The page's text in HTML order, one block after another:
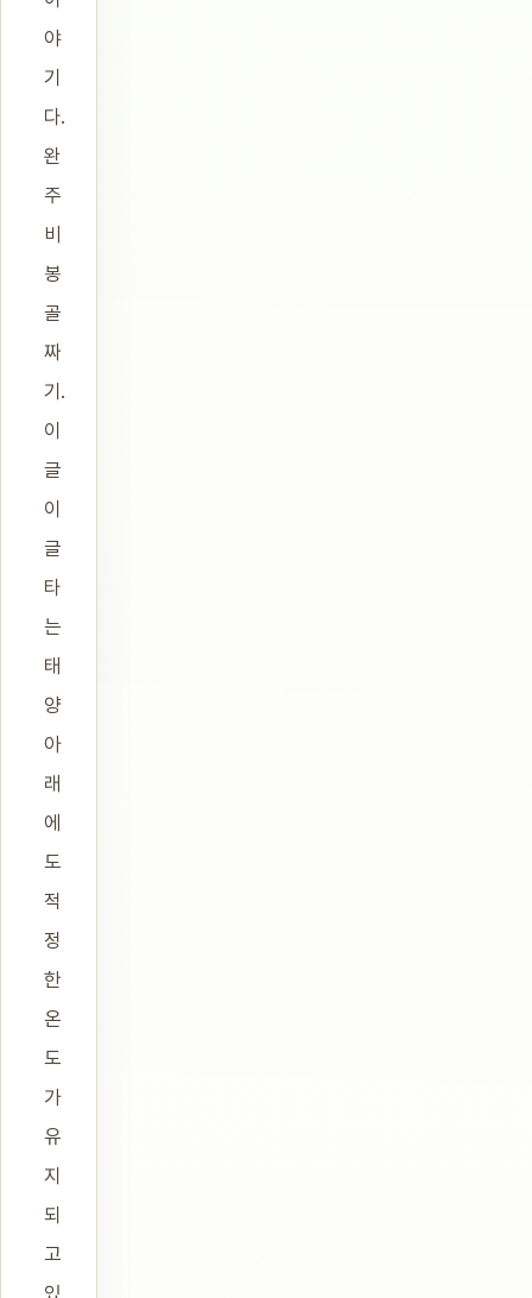
야
기
다.
완
주
비
봉
골
짜
기.
이
글
이
글
타
는
태
양
아
래
에
도
적
정
한
온
도
가
유
지
되
고